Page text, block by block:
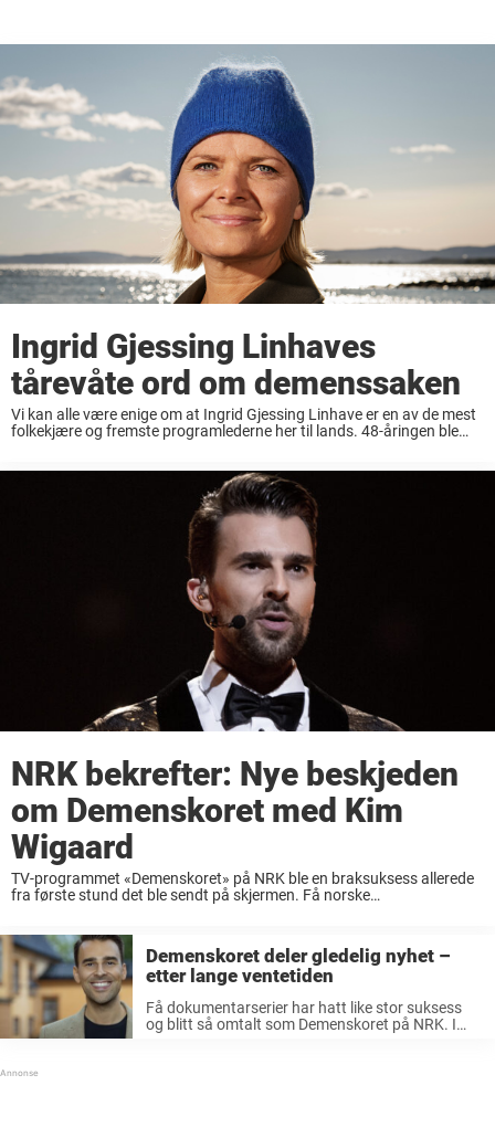
Ingrid Gjessing Linhaves
tårevåte ord om demenssaken
Vi kan alle være enige om at Ingrid Gjessing Linhave er en av de mest
folkekjære og fremste programlederne her til lands. 48-åringen ble
NRK bekrefter: Nye beskjeden
om Demenskoret med Kim
Wigaard
TV-programmet «Demenskoret» på NRK ble en braksuksess allerede
fra første stund det ble sendt på skjermen. Få norske
Demenskoret deler gledelig nyhet –
etter lange ventetiden
Få dokumentarserier har hatt like stor suksess
og blitt så omtalt som Demenskoret på NRK. I